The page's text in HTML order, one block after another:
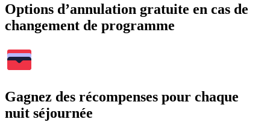
Options d’annulation gratuite en cas de
changement de programme
Gagnez des récompenses pour chaque
nuit séjournée